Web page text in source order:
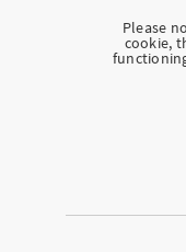
Please
cookie,